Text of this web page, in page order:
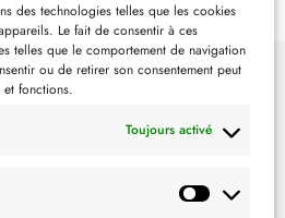
des technologies telles que les cookies
Le fait de consentir à ces
telles que le comportement de navigation
ou de retirer son consentement peut
et fonctions.
Toujours activé